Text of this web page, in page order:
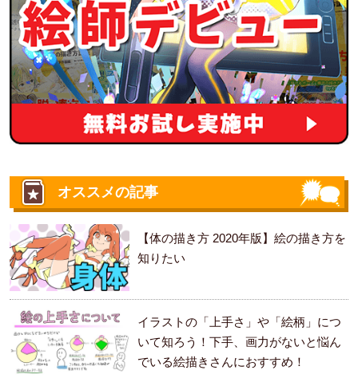
オススメの記事
【体の描き方 2020年版】絵の描き方を
知りたい
イラストの「上手さ」や「絵柄」につ
いて知ろう！下手、画力がないと悩ん
でいる絵描きさんにおすすめ！